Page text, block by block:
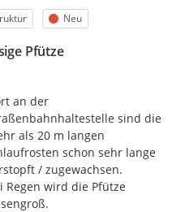
Status
Neu
Pfütze
an der
sind die
als 20 m langen
schon sehr lange
/ zugewachsen.
Regen wird die Pfütze